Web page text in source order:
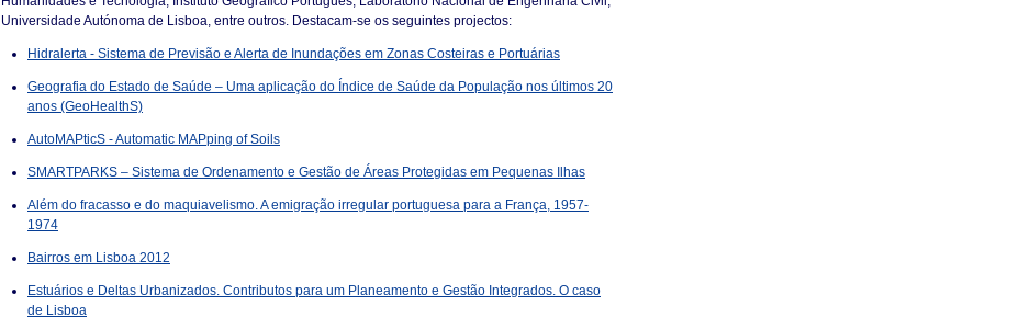
Universidade Autónoma de Lisboa, entre outros. Destacam-se os seguintes projectos:
Hidralerta - Sistema de Previsão e Alerta de Inundações em Zonas Costeiras e Portuárias
Geografia do Estado de Saúde – Uma aplicação do Índice de Saúde da População nos últimos 20
anos (GeoHealthS)
AutoMAPticS - Automatic MAPping of Soils
SMARTPARKS – Sistema de Ordenamento e Gestão de Áreas Protegidas em Pequenas Ilhas
Além do fracasso e do maquiavelismo. A emigração irregular portuguesa para a França, 1957-
1974
Bairros em Lisboa 2012
Estuários e Deltas Urbanizados. Contributos para um Planeamento e Gestão Integrados. O caso
de Lisboa